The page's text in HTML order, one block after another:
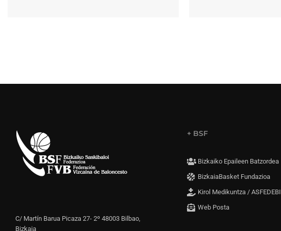
C/ Martín Barua Picaza 27- 2º 48003 Bilbao,
Bizkaia
+ BSF
Bizkaiko Epaileen Batzordea
BizkaiaBasket Fundazioa
Kirol Medikuntza / ASFEDEBI
Web Posta